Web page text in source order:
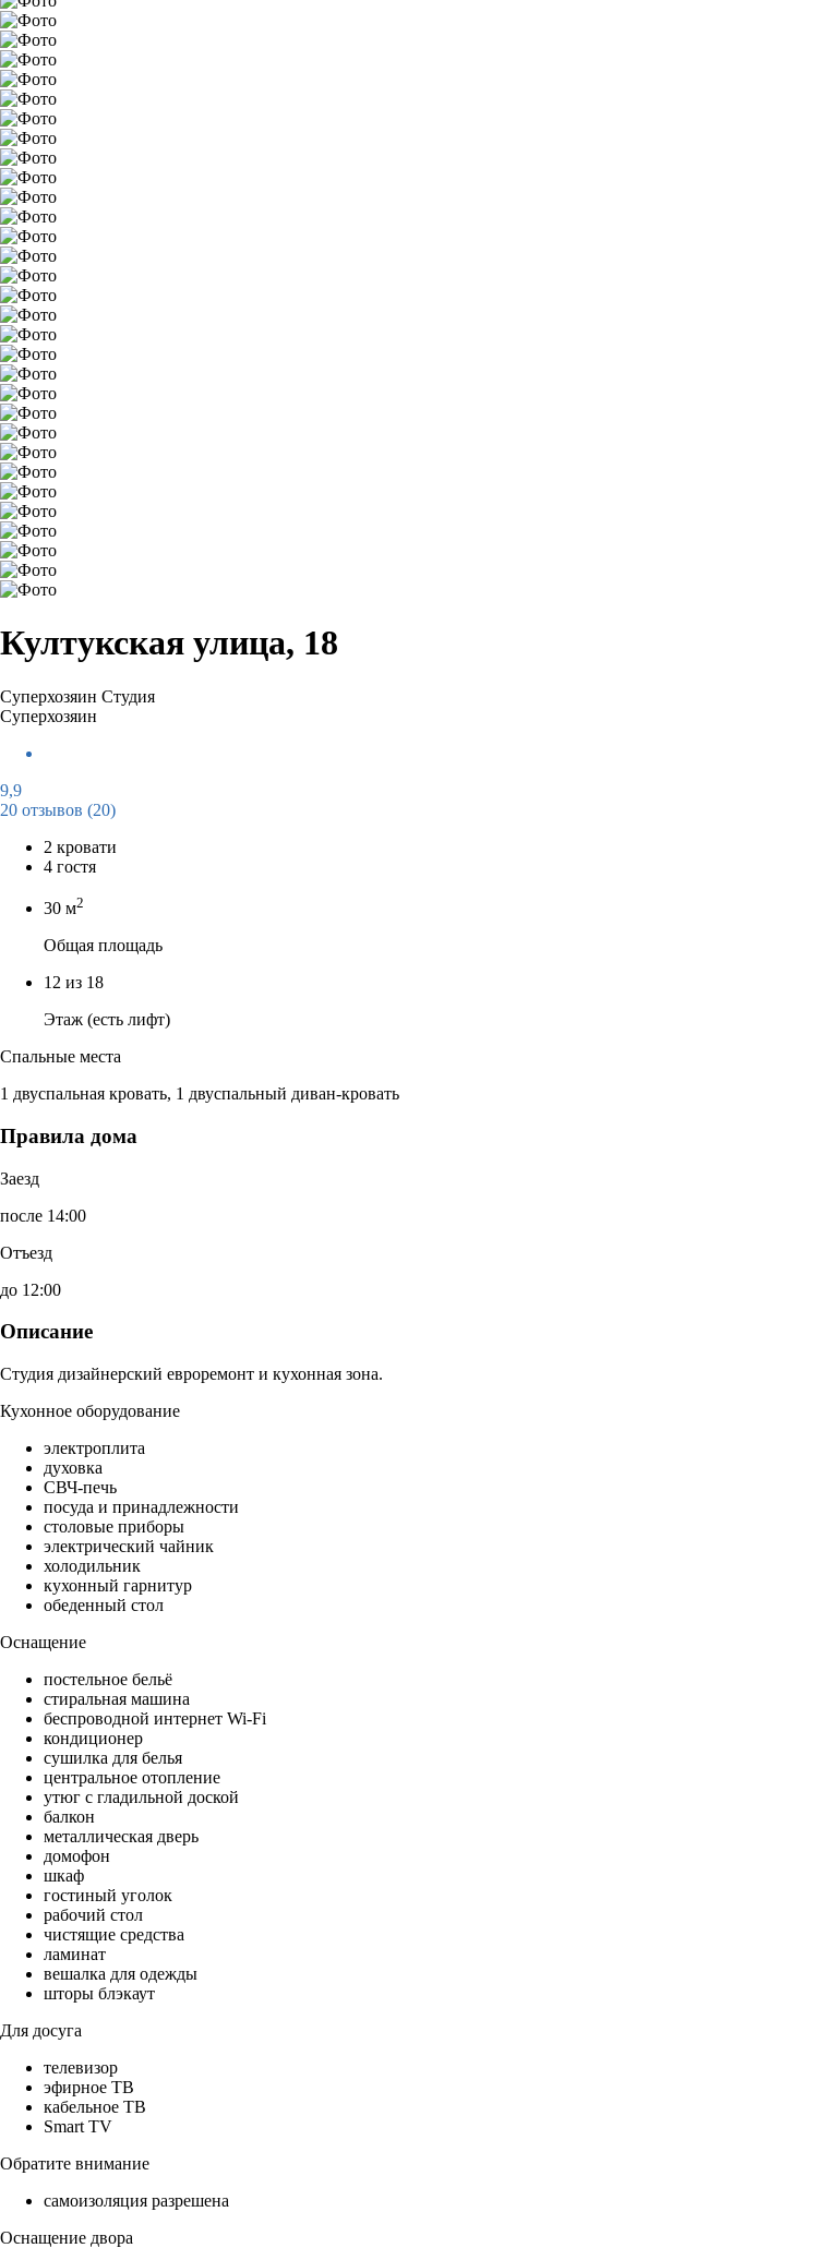
Култукская улица, 18
Суперхозяин Студия
Суперхозяин
9,9
20 отзывов (20)
2 кровати
4 гостя
30 м2
Общая площадь
12 из 18
Этаж (есть лифт)
Спальные места
1 двуспальная кровать, 1 двуспальный диван-кровать
Правила дома
Заезд
после 14:00
Отъезд
до 12:00
Описание
Студия дизайнерский евроремонт и кухонная зона.
Кухонное оборудование
электроплита
духовка
СВЧ-печь
посуда и принадлежности
столовые приборы
электрический чайник
холодильник
кухонный гарнитур
обеденный стол
Оснащение
постельное бельё
стиральная машина
беспроводной интернет Wi-Fi
кондиционер
сушилка для белья
центральное отопление
утюг с гладильной доской
балкон
металлическая дверь
домофон
шкаф
гостиный уголок
рабочий стол
чистящие средства
ламинат
вешалка для одежды
шторы блэкаут
Для досуга
телевизор
эфирное ТВ
кабельное ТВ
Smart TV
Обратите внимание
самоизоляция разрешена
Оснащение двора